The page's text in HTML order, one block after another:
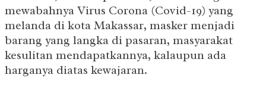
mewabahnya Virus Corona (Covid-19) yang
melanda di kota Makassar, masker menjadi
barang yang langka di pasaran, masyarakat
kesulitan mendapatkannya, kalaupun ada
harganya diatas kewajaran.